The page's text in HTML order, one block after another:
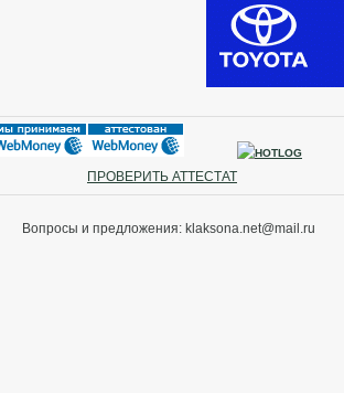
ПРОВЕРИТЬ АТТЕСТАТ
Вопросы и предложения: klaksona.net@mail.ru